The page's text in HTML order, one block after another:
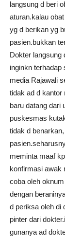
langsung d beri
aturan.kalau
yg d berikan yg
pasien.bukkan
Dokter langsung
inginkn terhadap
media Rajawali
tidak ad d kantor
baru datang dari
puskesmas
tidak d
meminta maaf
konfirmasi awak
coba oleh
dengan
d periksa oleh di
pinter dari
gunanya ad